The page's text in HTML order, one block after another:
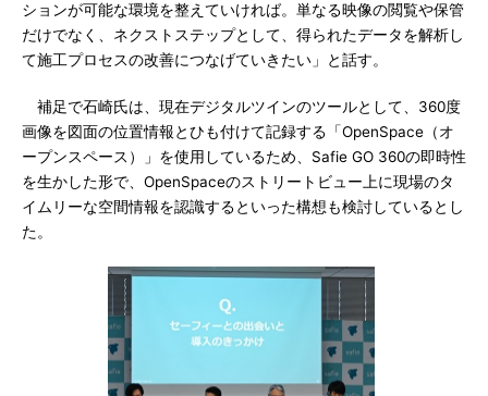
ションが可能な環境を整えていければ。単なる映像の閲覧や保管
だけでなく、ネクストステップとして、得られたデータを解析し
て施工プロセスの改善につなげていきたい」と話す。
補足で石崎氏は、現在デジタルツインのツールとして、360度
画像を図面の位置情報とひも付けて記録する「OpenSpace（オ
ープンスペース）」を使用しているため、Safie GO 360の即時性
を生かした形で、OpenSpaceのストリートビュー上に現場のタ
イムリーな空間情報を認識するといった構想も検討しているとし
た。